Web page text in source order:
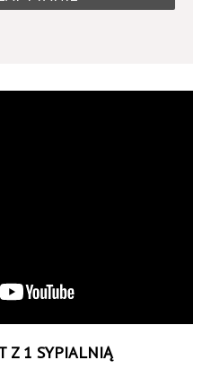
Z 1 SYPIALNIĄ